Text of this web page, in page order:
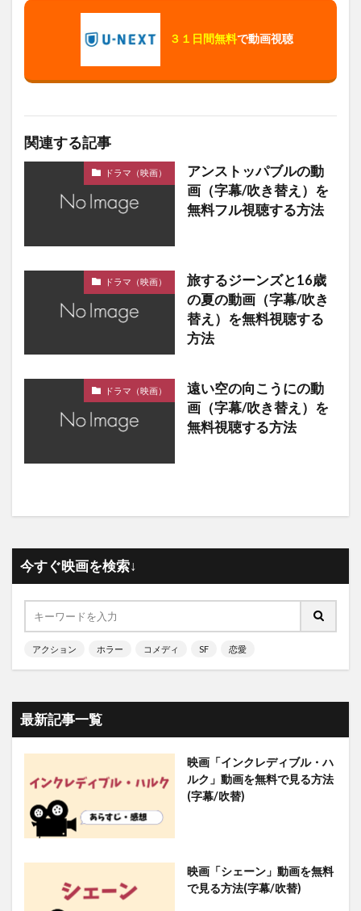
３１日間無料で動画視聴
関連する記事
ドラマ（映画）
アンストッパブルの動
画（字幕/吹き替え）を
無料フル視聴する方法
ドラマ（映画）
旅するジーンズと16歳
の夏の動画（字幕/吹き
替え）を無料視聴する
方法
ドラマ（映画）
遠い空の向こうにの動
画（字幕/吹き替え）を
無料視聴する方法
今すぐ映画を検索↓
アクション ホラー コメディ SF 恋愛
最新記事一覧
映画「インクレディブル・ハ
ルク」動画を無料で見る方法
(字幕/吹替)
映画「シェーン」動画を無料
で見る方法(字幕/吹替)